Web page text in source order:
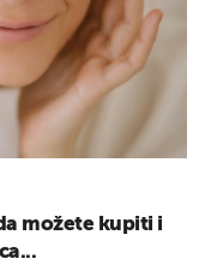
možete kupiti i